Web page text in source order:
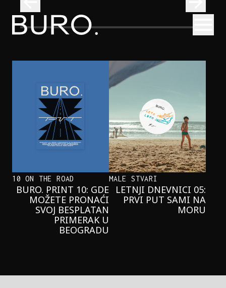
BURO.
NEOBIČNA PRIČA O BLIZNAKINJAMA
KOJE SU INSPIRISALE NOVI
HERCOGOV FILM
10 ON THE ROAD
BURO. PRINT 10: GDE
MOŽETE PRONAĆI
SVOJ BESPLATAN
PRIMERAK U
BEOGRADU
MALE STVARI
LETNJI DNEVNICI 05:
PRVI PUT SAMI NA
MORU